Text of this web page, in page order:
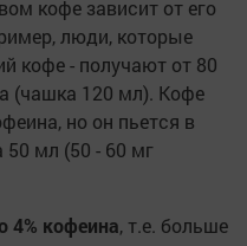
кофе зависит от его
люди, которые
кофе - получают от 80
(чашка 120 мл). Кофе
но он пьется в
50 мл (50 - 60 мг
4% кофеина, т.е. больше